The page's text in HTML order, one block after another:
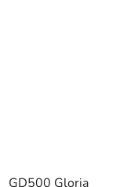
GD500 Gloria